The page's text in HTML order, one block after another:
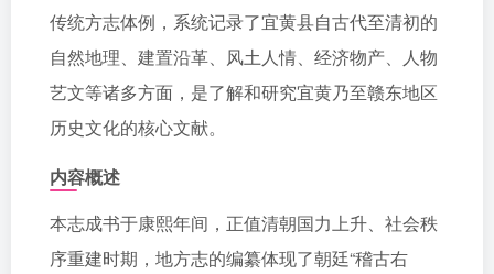
传统方志体例，系统记录了宜黄县自古代至清初的
自然地理、建置沿革、风土人情、经济物产、人物
艺文等诸多方面，是了解和研究宜黄乃至赣东地区
历史文化的核心文献。
内容概述
本志成书于康熙年间，正值清朝国力上升、社会秩
序重建时期，地方志的编纂体现了朝廷“稽古右